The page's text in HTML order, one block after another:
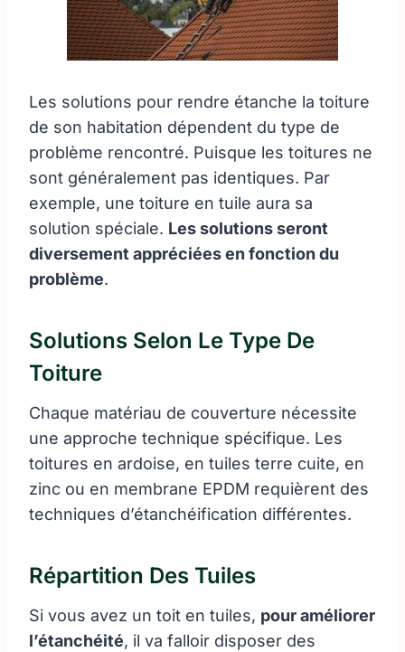
Les solutions pour rendre étanche la toiture
de son habitation dépendent du type de
problème rencontré. Puisque les toitures ne
sont généralement pas identiques. Par
exemple, une toiture en tuile aura sa
solution spéciale. Les solutions seront
diversement appréciées en fonction du
problème.
Solutions Selon Le Type De
Toiture
Chaque matériau de couverture nécessite
une approche technique spécifique. Les
toitures en ardoise, en tuiles terre cuite, en
zinc ou en membrane EPDM requièrent des
techniques d’étanchéification différentes.
Répartition Des Tuiles
Si vous avez un toit en tuiles, pour améliorer
l’étanchéité, il va falloir disposer des